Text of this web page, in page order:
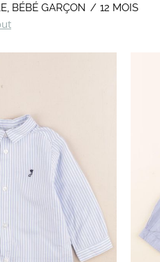
BÉBÉ GARÇON 12 MOIS